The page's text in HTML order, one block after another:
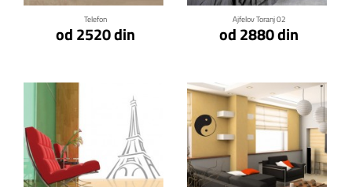
Telefon
od 2520 din
Ajfelov Toranj 02
od 2880 din
Klikni za detalje Klikni za detalje